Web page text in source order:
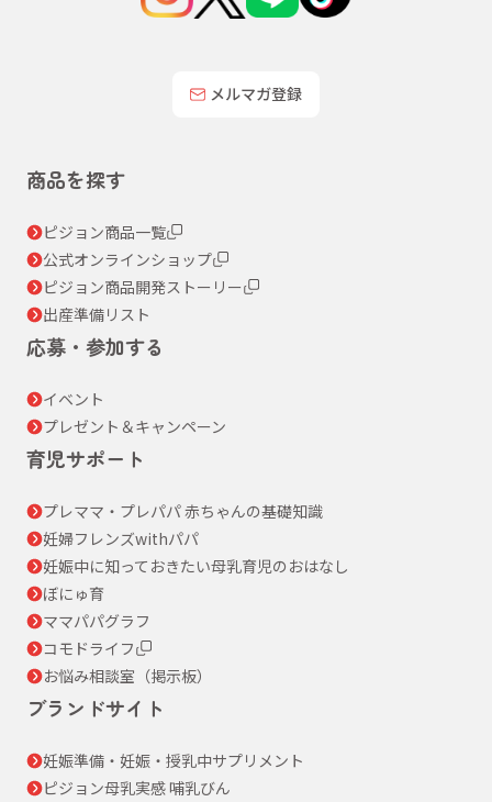
メルマガ登録
商品を探す
ピジョン商品一覧
公式オンラインショップ
ピジョン商品開発ストーリー
出産準備リスト
応募・参加する
イベント
プレゼント＆キャンペーン
育児サポート
プレママ・プレパパ 赤ちゃんの基礎知識
妊婦フレンズwithパパ
妊娠中に知っておきたい母乳育児のおはなし
ぼにゅ育
ママパパグラフ
コモドライフ
お悩み相談室（掲示板）
ブランドサイト
妊娠準備・妊娠・授乳中サプリメント
ピジョン母乳実感 哺乳びん